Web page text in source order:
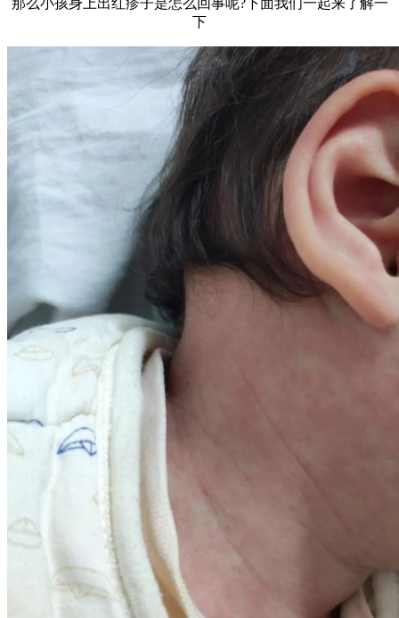
那么小孩身上出红疹子是怎么回事呢?下面我们一起来了解一
下